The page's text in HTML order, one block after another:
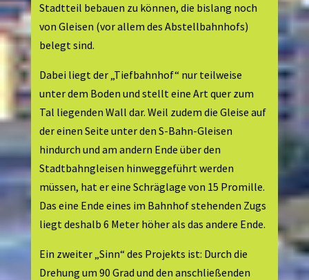
Stadtteil bebauen zu können, die bislang noch
von Gleisen (vor allem des Abstellbahnhofs)
belegt sind.
Dabei liegt der „Tiefbahnhof“ nur teilweise
unter dem Boden und stellt eine Art quer zum
Tal liegenden Wall dar. Weil zudem die Gleise auf
der einen Seite unter den S-Bahn-Gleisen
hindurch und am andern Ende über den
Stadtbahngleisen hinweggeführt werden
müssen, hat er eine Schräglage von 15 Promille.
Das eine Ende eines im Bahnhof stehenden Zugs
liegt deshalb 6 Meter höher als das andere Ende.
Ein zweiter „Sinn“ des Projekts ist: Durch die
Drehung um 90 Grad und den anschließenden